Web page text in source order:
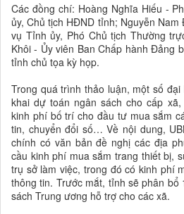
Các đồng chí: Hoàng Nghĩa Hiếu -
ủy, Chủ tịch HĐND tỉnh; Nguyễn
vụ Tỉnh ủy, Phó Chủ tịch Thường
Khôi - Ủy viên Ban Chấp hành Đảng
tỉnh chủ tọa kỳ họp.
Trong quá trình thảo luận, một số
khai dự toán ngân sách cho cấp
kinh phí bố trí cho đầu tư mua sắm
tin, chuyển đổi số… Về nội dung,
chính có văn bản đề nghị các địa
cầu kinh phí mua sắm trang thiết bị,
trụ sở làm việc, trong đó có kinh phí
thông tin. Trước mắt, tỉnh sẽ phân bổ
sách Trung ương hỗ trợ cho các xã.